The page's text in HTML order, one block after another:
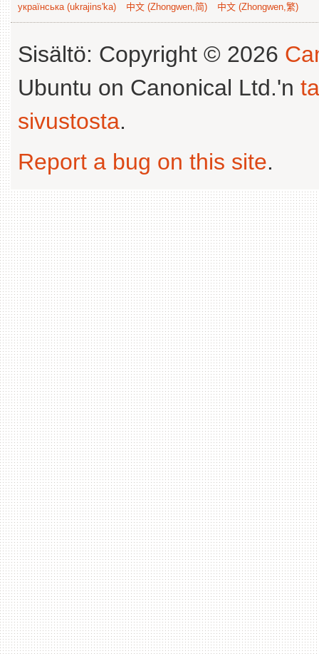
українська (ukrajins'ka)
中文 (Zhongwen,简) 中文 (Zhongwen,繁)
Sisältö: Copyright © 2026
Ubuntu on Canonical Ltd.'n
sivustosta.
Report a bug on this site.